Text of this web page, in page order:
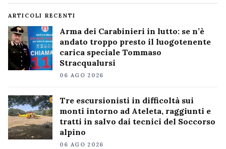
ARTICOLI RECENTI
Arma dei Carabinieri in lutto: se n’è
andato troppo presto il luogotenente
carica speciale Tommaso
Stracqualursi
06 AGO 2026
Tre escursionisti in difficoltà sui
monti intorno ad Ateleta, raggiunti e
tratti in salvo dai tecnici del Soccorso
alpino
06 AGO 2026